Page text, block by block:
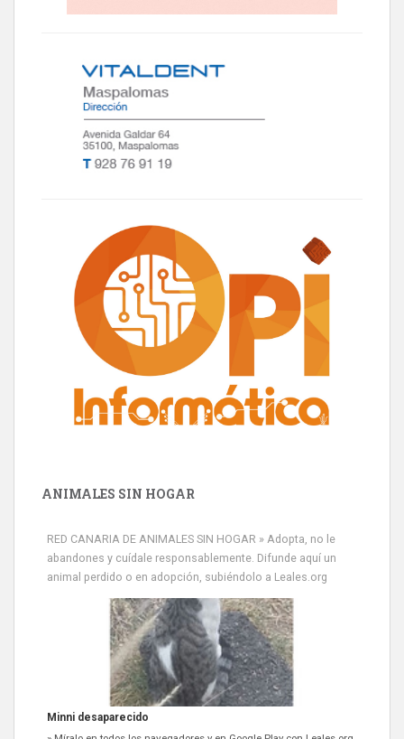
ANIMALES SIN HOGAR
RED CANARIA DE ANIMALES SIN HOGAR » Adopta, no le
abandones y cuídale responsablemente. Difunde aquí un
animal perdido o en adopción, subiéndolo a Leales.org
Minni desaparecido